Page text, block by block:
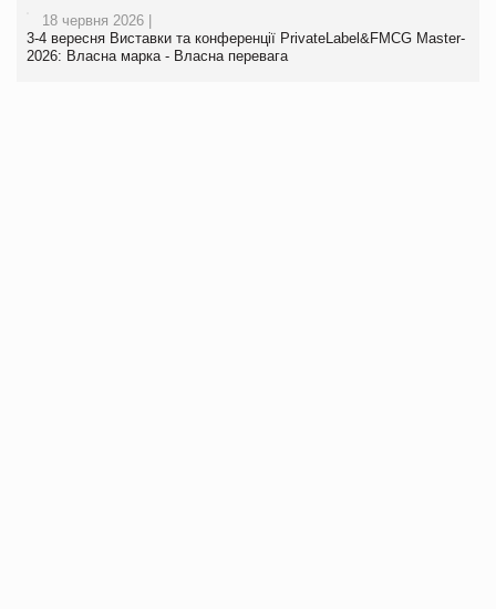
18 червня 2026 |
3-4 вересня Виставки та конференції PrivateLabel&FMCG Master-
2026: Власна марка - Власна перевага